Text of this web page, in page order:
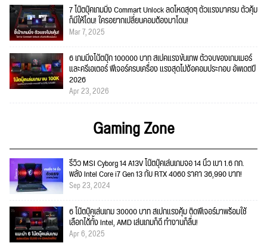
7 โน๊ตบุ๊คเกมมิ่ง Commart Unlock ลดโหดสุดๆ ตัวแรงมาครบ ตัวคุ้ม
ก็มีให้โดน! ใครอยากเปลี่ยนคอมต้องมาโดน!
Mar 7, 2025
6 เกมมิ่งโน้ตบุ๊ก 100000 บาท สเปคแรงขั้นเทพ ตัวจบของเกมเมอร์
และครีเอเตอร์ ฟีเจอร์ครบเครื่อง แรงสุดไม่ง้อคอมประกอบ อัพเดตปี
2026
Apr 23, 2026
Gaming Zone
รีวิว MSI Cyborg 14 A13V โน๊ตบุ๊คเล่นเกมจอ 14 นิ้ว เบา 1.6 กก.
พลัง Intel Core i7 Gen 13 กับ RTX 4060 ราคา 36,990 บาท!
Sep 23, 2024
6 โน๊ตบุ๊คเล่นเกม 30000 บาท สเปกแรงคุ้ม ติดฟีเจอร์มาพร้อมใช้
เลือกได้ทั้ง Intel, AMD เล่นเกมก็ดี ทำงานก็ลื่น!
Apr 6, 2025